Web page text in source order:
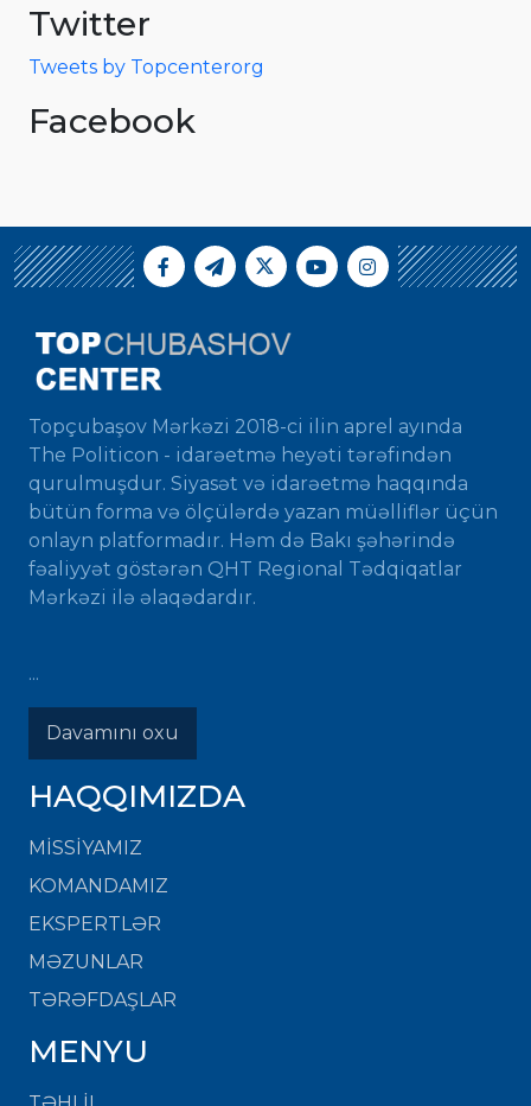
Twitter
Tweets by Topcenterorg
Facebook
Topçubaşov Mərkəzi 2018-ci ilin aprel ayında
The Politicon - idarəetmə heyəti tərəfindən
qurulmuşdur. Siyasət və idarəetmə haqqında
bütün forma və ölçülərdə yazan müəlliflər üçün
onlayn platformadır. Həm də Bakı şəhərində
fəaliyyət göstərən QHT Regional Tədqiqatlar
Mərkəzi ilə əlaqədardır.
...
Davamını oxu
HAQQIMIZDA
MISSIYAMIZ
KOMANDAMIZ
EKSPERTLƏR
MƏZUNLAR
TƏRƏFDAŞLAR
MENYU